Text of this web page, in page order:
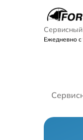
Ежедневно с